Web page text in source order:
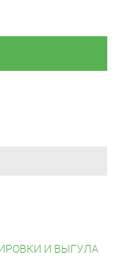
И ВЫГУЛА